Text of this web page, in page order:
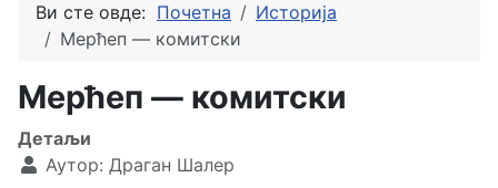
Ви сте овде: Почетна
Историја
Мерћеп — комитски
Мерћеп — комитски
Детаљи
Аутор: Драган Шалер